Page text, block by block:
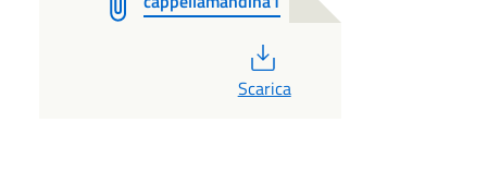
Scarica